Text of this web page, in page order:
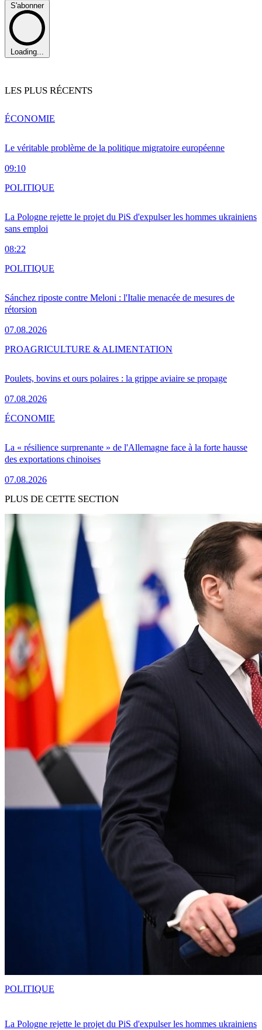
S'abonner
Loading...
LES PLUS RÉCENTS
Le véritable problème de la politique migratoire européenne
09:10
ÉCONOMIE
La Pologne rejette le projet du PiS d'expulser les hommes ukrainiens
sans emploi
08:22
POLITIQUE
Sánchez riposte contre Meloni : l'Italie menacée de mesures de
rétorsion
07.08.2026
POLITIQUE
Poulets, bovins et ours polaires : la grippe aviaire se propage
07.08.2026
PROAGRICULTURE & ALIMENTATION
La « résilience surprenante » de l'Allemagne face à la forte hausse
des exportations chinoises
07.08.2026
ÉCONOMIE
PLUS DE CETTE SECTION
La Pologne rejette le projet du PiS d'expulser les hommes ukrainiens
POLITIQUE